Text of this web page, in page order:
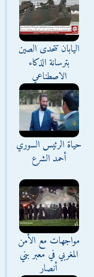
اليابان تتحدى الصين
بترسانة الذكاء
الاصطناعي
حياة الرئيس السوري
أحمد الشرع
مواجهات مع الأمن
المغربي في معبر بني
أنصار